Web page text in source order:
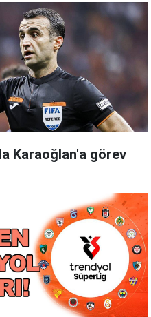
Karaoğlan'a görev